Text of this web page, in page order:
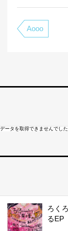
Aooo
データを取得できませんでした
ろく
るEP